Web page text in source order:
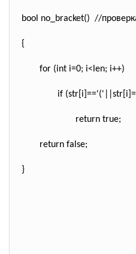
bool no_bracket() //
{
for (int i=0; i<len; i++)
if (str[i]=='('
return true;
return false;
}